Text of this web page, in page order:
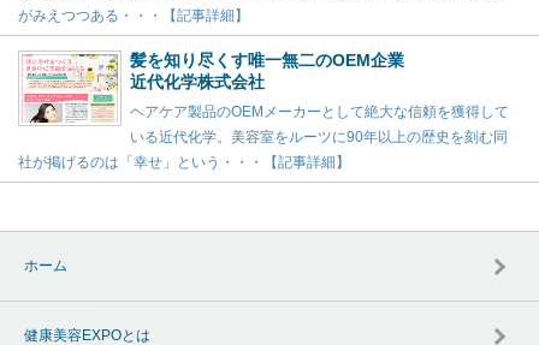
がみえつつある・・・【記事詳細】
髪を知り尽くす唯一無二のOEM企業
近代化学株式会社
ヘアケア製品のOEMメーカーとして絶大な信頼を獲得して
いる近代化学。美容室をルーツに90年以上の歴史を刻む同
社が掲げるのは「幸せ」という・・・【記事詳細】
ホーム
健康美容EXPOとは